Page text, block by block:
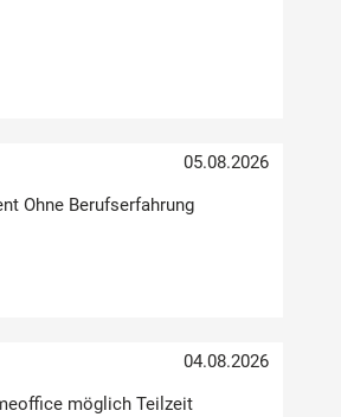
05.08.2026
Ohne Berufserfahrung
04.08.2026
möglich Teilzeit